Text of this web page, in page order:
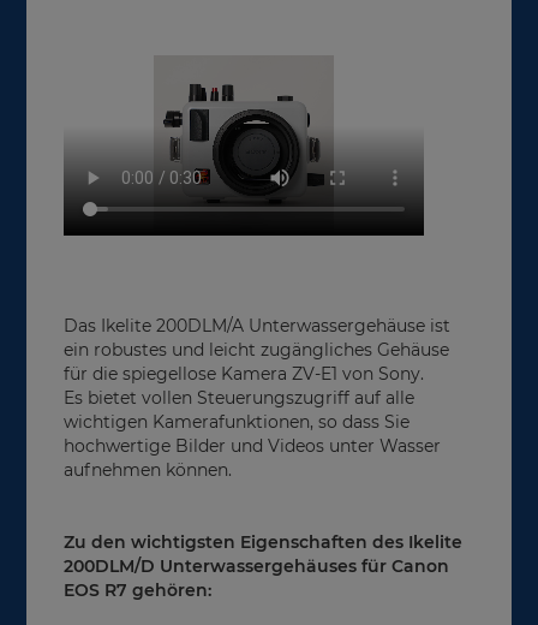
Das Ikelite 200DLM/A Unterwassergehäuse ist
ein robustes und leicht zugängliches Gehäuse
für die spiegellose Kamera ZV-E1 von Sony.
Es bietet vollen Steuerungszugriff auf alle
wichtigen Kamerafunktionen, so dass Sie
hochwertige Bilder und Videos unter Wasser
aufnehmen können.
Zu den wichtigsten Eigenschaften des Ikelite
200DLM/D Unterwassergehäuses für Canon
EOS R7 gehören: